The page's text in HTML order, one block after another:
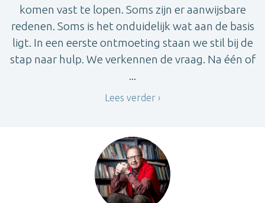
komen vast te lopen. Soms zijn er aanwijsbare
redenen. Soms is het onduidelijk wat aan de basis
ligt. In een eerste ontmoeting staan we stil bij de
stap naar hulp. We verkennen de vraag. Na één of
...
Lees verder